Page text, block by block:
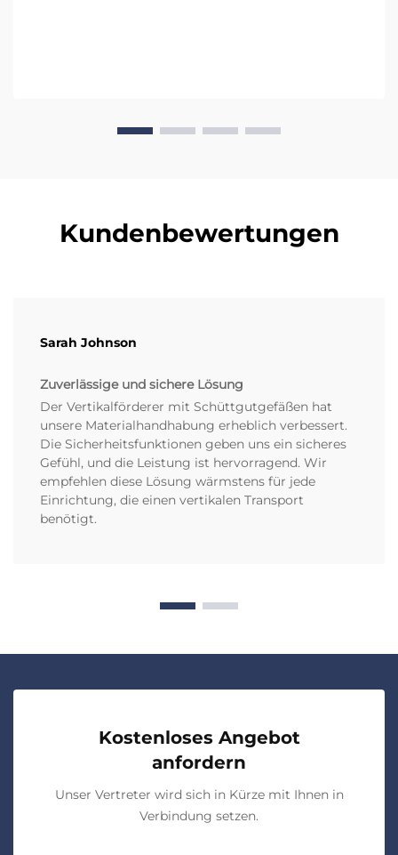
Kundenbewertungen
Sarah Johnson
Zuverlässige und sichere Lösung
Der Vertikalförderer mit Schüttgutgefäßen hat
unsere Materialhandhabung erheblich verbessert.
Die Sicherheitsfunktionen geben uns ein sicheres
Gefühl, und die Leistung ist hervorragend. Wir
empfehlen diese Lösung wärmstens für jede
Einrichtung, die einen vertikalen Transport
benötigt.
Kostenloses Angebot
anfordern
Unser Vertreter wird sich in Kürze mit Ihnen in
Verbindung setzen.